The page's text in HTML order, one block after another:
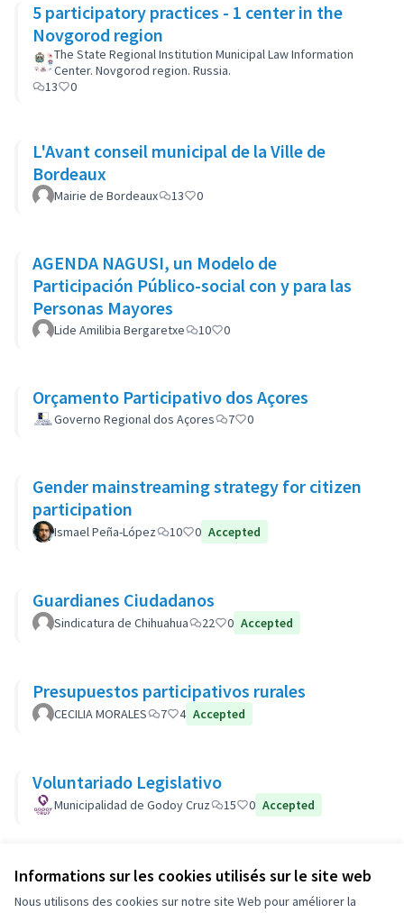
Informations sur les cookies utilisés sur le site web
Nous utilisons des cookies sur notre site Web pour améliorer la
5 participatory practices - 1 center in the
Novgorod region
The State Regional Institution Municipal Law Information
Center. Novgorod region. Russia.
13
0
L'Avant conseil municipal de la Ville de
Bordeaux
Mairie de Bordeaux 13 0
AGENDA NAGUSI, un Modelo de
Participación Público-social con y para las
Personas Mayores
Lide Amilibia Bergaretxe 10 0
Orçamento Participativo dos Açores
Governo Regional dos Açores 7 0
Gender mainstreaming strategy for citizen
participation
Ismael Peña-López 10 0 Accepted
Guardianes Ciudadanos
Sindicatura de Chihuahua 22 0 Accepted
Presupuestos participativos rurales
CECILIA MORALES 7 4 Accepted
Voluntariado Legislativo
Municipalidad de Godoy Cruz 15 0 Accepted
Conditions d'utilisation
Paramètres des cookies
OIDP sur XOIDP sur Facebook
OIDP sur YouTube